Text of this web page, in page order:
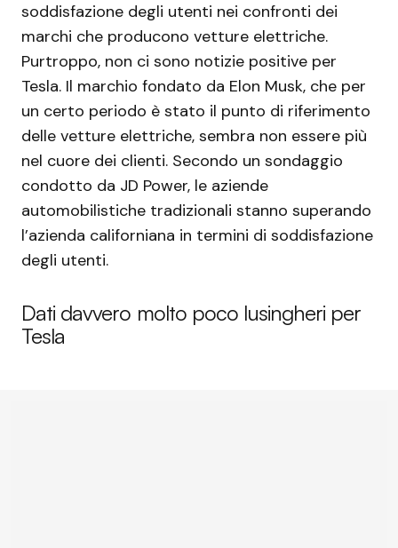
soddisfazione degli utenti nei confronti dei
marchi che producono vetture elettriche.
Purtroppo, non ci sono notizie positive per
Tesla. Il marchio fondato da Elon Musk, che per
un certo periodo è stato il punto di riferimento
delle vetture elettriche, sembra non essere più
nel cuore dei clienti. Secondo un sondaggio
condotto da JD Power, le aziende
automobilistiche tradizionali stanno superando
l’azienda californiana in termini di soddisfazione
degli utenti.
Dati davvero molto poco lusingheri per
Tesla